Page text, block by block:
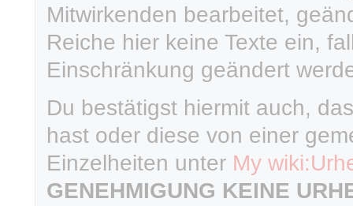
Mitwirkenden bearbeitet,
Reiche hier keine Texte ein,
Einschränkung geändert
Du bestätigst hiermit auch,
hast oder diese von einer
Einzelheiten unter My
GENEHMIGUNG KEINE